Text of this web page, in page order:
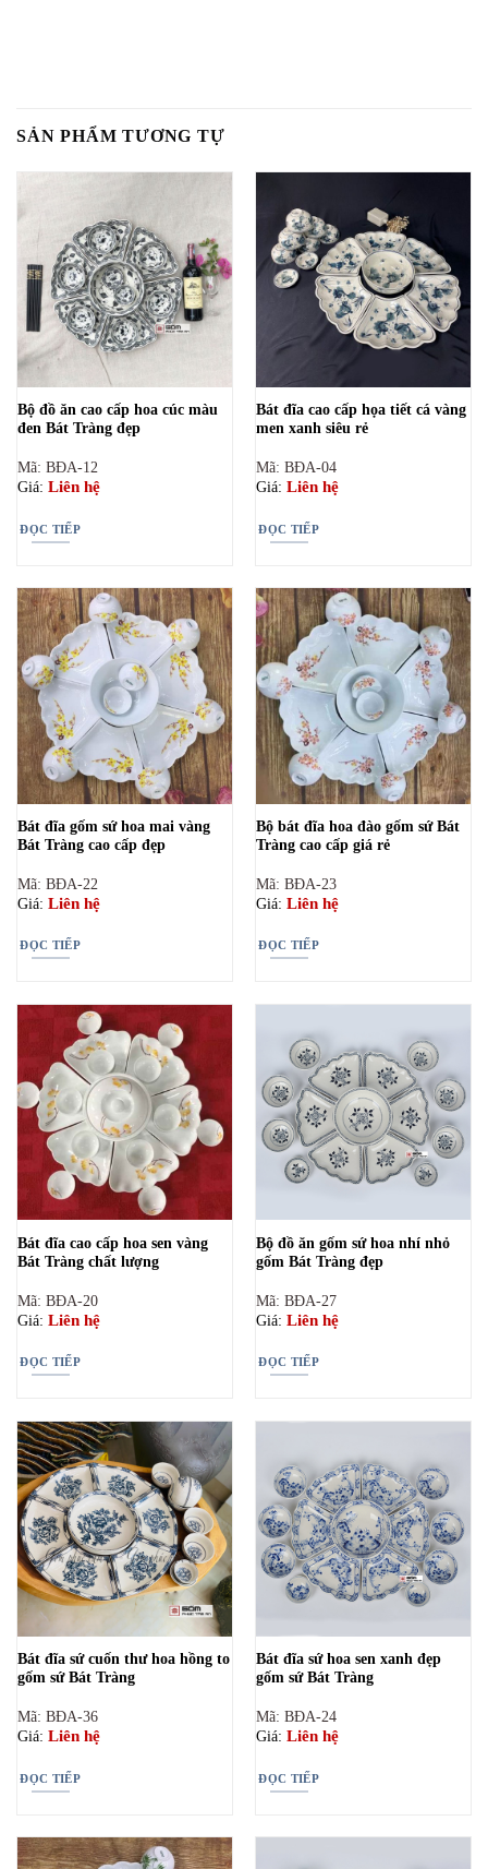
SẢN PHẨM TƯƠNG TỰ
Bộ đồ ăn cao cấp hoa cúc màu
đen Bát Tràng đẹp
Mã: BĐA-12
Giá: Liên hệ
ĐỌC TIẾP
Bát đĩa cao cấp họa tiết cá vàng
men xanh siêu rẻ
Mã: BĐA-04
Giá: Liên hệ
ĐỌC TIẾP
Bát đĩa gốm sứ hoa mai vàng
Bát Tràng cao cấp đẹp
Mã: BĐA-22
Giá: Liên hệ
ĐỌC TIẾP
Bộ bát đĩa hoa đào gốm sứ Bát
Tràng cao cấp giá rẻ
Mã: BĐA-23
Giá: Liên hệ
ĐỌC TIẾP
Bát đĩa cao cấp hoa sen vàng
Bát Tràng chất lượng
Mã: BĐA-20
Giá: Liên hệ
ĐỌC TIẾP
Bộ đồ ăn gốm sứ hoa nhí nhỏ
gốm Bát Tràng đẹp
Mã: BĐA-27
Giá: Liên hệ
ĐỌC TIẾP
Bát đĩa sứ cuốn thư hoa hồng to
gốm sứ Bát Tràng
Mã: BĐA-36
Giá: Liên hệ
ĐỌC TIẾP
Bát đĩa sứ hoa sen xanh đẹp
gốm sứ Bát Tràng
Mã: BĐA-24
Giá: Liên hệ
ĐỌC TIẾP